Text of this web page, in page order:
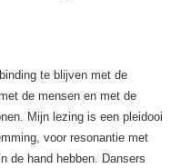
te blijven met de
de mensen en met de
Mijn lezing is een pleidooi
voor resonantie met
de hand hebben. Dansers